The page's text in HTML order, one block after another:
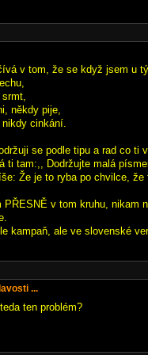
v tom, že se když jsem u
srmt,
někdy pije,
nikdy cinkání.
se podle tipu a rad co ti
ti tam:,, Dodržujte malá
Že je to ryba po chvilce,
PŘESNĚ v tom kruhu, nikam
kampaň, ale ve slovenské
...
ten problém?